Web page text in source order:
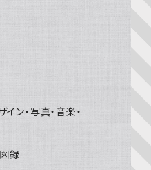
イン・写真・音楽・
録